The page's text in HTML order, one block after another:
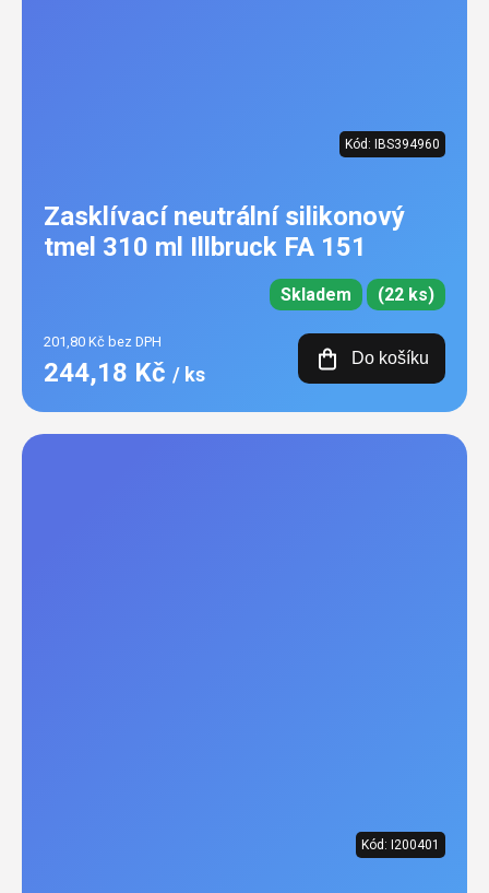
Kód: IBS394960
Zasklívací neutrální silikonový
tmel 310 ml Illbruck FA 151
Skladem (22 ks)
201,80 Kč bez DPH
244,18 Kč / ks
Do košíku
Kód: I200401